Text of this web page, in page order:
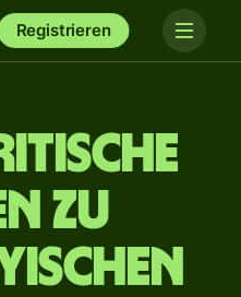
Registrieren
zu